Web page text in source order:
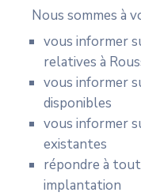
Nous sommes à
vous informer
relatives à
vous informer
disponibles
vous informer
existantes
répondre à
implantation